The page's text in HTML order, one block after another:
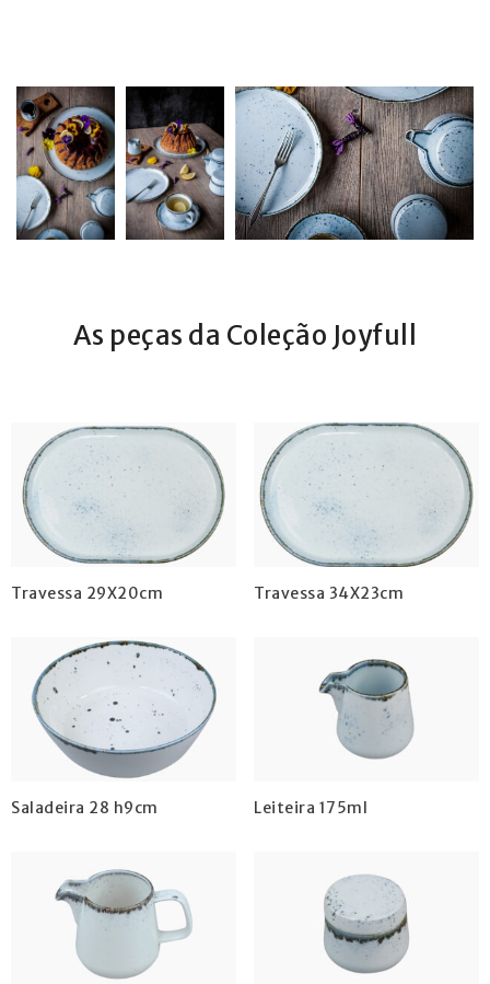
As peças da Coleção Joyfull
Travessa 29X20cm Travessa 34X23cm
Saladeira 28 h9cm Leiteira 175ml